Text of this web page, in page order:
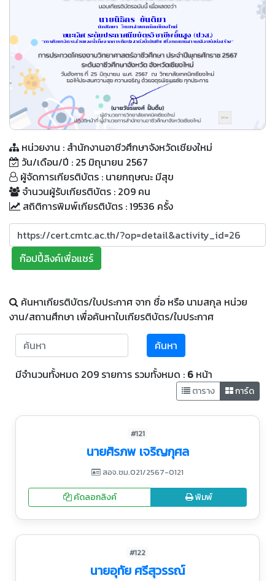
นายนิธิกร  ขันติมา
นักศึกษา  วิทยาลัยเทคนิคเชียงใหม่
ชนะเลิศ ระดับประกาศนียบัตรวิชาชีพชั้นสูง (ปวส.)
"การศึกษาอัตราส่วนของน้ำทิ้งจากการต้มปอสาต่อน้ำมันพืช เพื่อทดแทนสารเคลือบร่มบ่อสร้าง"
QR Code
หน่วยงาน : สำนักงานอาชีวศึกษาจังหวัดเชียงใหม่
วัน/เดือน/ปี : 25 มิถุนายน 2567
ผู้จัดการเกียรติบัตร : นายกฤษณะ มีสุข
จำนวนผู้รับเกียรติบัตร : 209 คน
สถิติการพิมพ์เกียรติบัตร : 19536 ครั้ง
ก๊อปปี้ลิงค์เพื่อแชร์
ค้นหาเกียรติบัตร/ใบประกาศ จาก ชื่อ หรือ นามสกุล หน่วย
งาน/สถานศึกษา เพื่อค้นหาใบเกียรติบัตร/ใบประกาศ
ค้นหา
มีจำนวนทั้งหมด 209 รายการ รวมทั้งหมด : 6 หน้า
ตาราง การ์ด
#121
นายศิรภพ เจริญกุศล
สอจ.ชม.021/2567-0121
คัดลอกลิงค์ พิมพ์
#122
นายอุทัย ศรีสุวรรณ์